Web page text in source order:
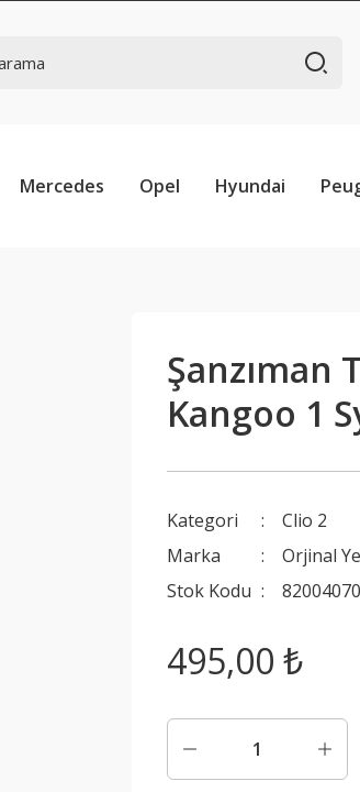
Mercedes Opel Hyundai
Şanzıman
Kangoo 1
Kategori
Clio 2
Marka
Orjinal
Stok Kodu
495,00 ₺